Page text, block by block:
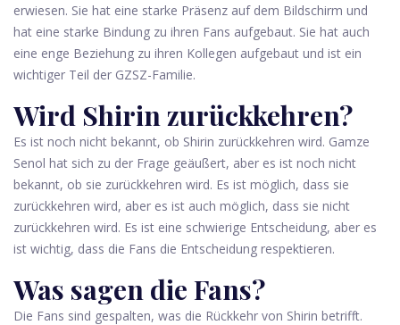
erwiesen. Sie hat eine starke Präsenz auf dem Bildschirm und
hat eine starke Bindung zu ihren Fans aufgebaut. Sie hat auch
eine enge Beziehung zu ihren Kollegen aufgebaut und ist ein
wichtiger Teil der GZSZ-Familie.
Wird Shirin zurückkehren?
Es ist noch nicht bekannt, ob Shirin zurückkehren wird. Gamze
Senol hat sich zu der Frage geäußert, aber es ist noch nicht
bekannt, ob sie zurückkehren wird. Es ist möglich, dass sie
zurückkehren wird, aber es ist auch möglich, dass sie nicht
zurückkehren wird. Es ist eine schwierige Entscheidung, aber es
ist wichtig, dass die Fans die Entscheidung respektieren.
Was sagen die Fans?
Die Fans sind gespalten, was die Rückkehr von Shirin betrifft.